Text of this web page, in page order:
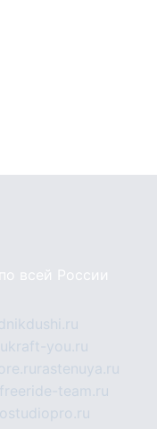
всей России
kraft-you.ru
rastenuya.ru
freeride-team.ru